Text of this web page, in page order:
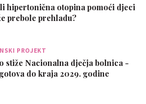
hipertonična otopina pomoći djeci
prebole prehladu?
PROJEKT
stiže Nacionalna dječja bolnica -
do kraja 2029. godine